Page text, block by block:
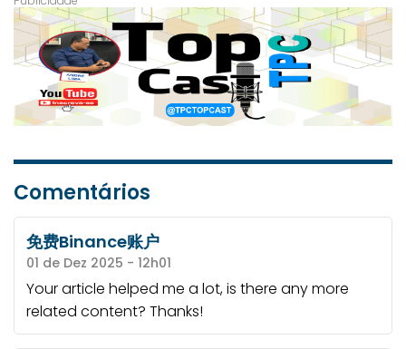
Comentários
免费Binance账户
01 de Dez 2025 - 12h01
Your article helped me a lot, is there any more
related content? Thanks!